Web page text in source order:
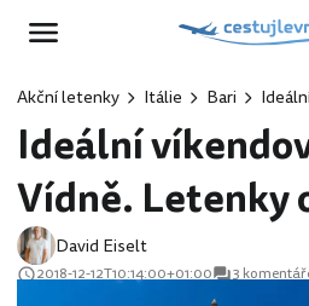
Akční letenky Itálie Bari
Ideální
Vídně. Letenky
David Eiselt
2018-12-12T10:14:00+01:00 3